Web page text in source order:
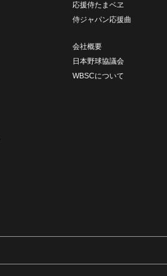
応援侍たまベヱ
侍ジャパン応援曲
会社概要
日本野球協議会
WBSCについて